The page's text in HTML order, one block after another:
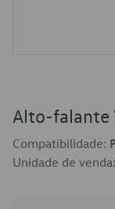
Alto-falante
Compatibilidade:
Unidade de venda: